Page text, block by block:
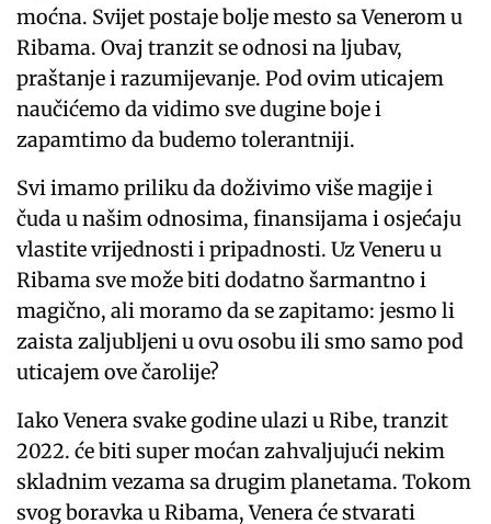
moćna. Svijet postaje bolje mesto sa Venerom u
Ribama. Ovaj tranzit se odnosi na ljubav,
praštanje i razumijevanje. Pod ovim uticajem
naučićemo da vidimo sve dugine boje i
zapamtimo da budemo tolerantniji.
Svi imamo priliku da doživimo više magije i
čuda u našim odnosima, finansijama i osjećaju
vlastite vrijednosti i pripadnosti. Uz Veneru u
Ribama sve može biti dodatno šarmantno i
magično, ali moramo da se zapitamo: jesmo li
zaista zaljubljeni u ovu osobu ili smo samo pod
uticajem ove čarolije?
Iako Venera svake godine ulazi u Ribe, tranzit
2022. će biti super moćan zahvaljujući nekim
skladnim vezama sa drugim planetama. Tokom
svog boravka u Ribama, Venera će stvarati